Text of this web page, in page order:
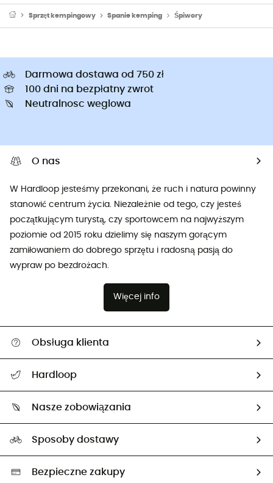
Sprzęt kempingowy Spanie kemping Śpiwory
Darmowa dostawa od 750 zł
100 dni na bezpłatny zwrot
Neutralnosc weglowa
O nas
W Hardloop jesteśmy przekonani, że ruch i natura powinny
stanowić centrum życia. Niezależnie od tego, czy jesteś
początkującym turystą, czy sportowcem na najwyższym
poziomie od 2015 roku dzielimy się naszym gorącym
zamiłowaniem do dobrego sprzętu i radosną pasją do
wypraw po bezdrożach.
Więcej info
Obsługa klienta
Śledzenie przesyłki
Zwrot artykułów i zwrot środków
Hardloop
Ambasadorzy
Nasze zobowiązania
Neutralność węglowa
Wybrane produkty eko
Sposoby dostawy
Bezpieczne zakupy